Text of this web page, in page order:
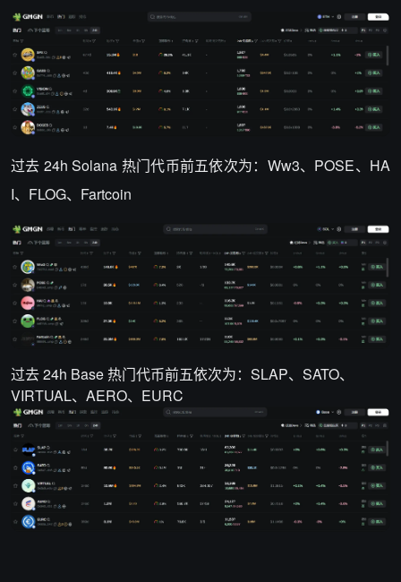
过去 24h Solana 热门代币前五依次为：Ww3、POSE、HA
I、 FLOG、Fartcoin
过去 24h Base 热门代币前五依次为：SLAP、SATO、
VIRTUAL、AERO、EURC